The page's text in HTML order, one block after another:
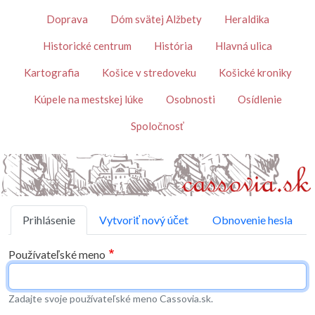
TémyDoprava Dóm svätej Alžbety Heraldika
Historické centrum História Hlavná ulica
Kartografia Košice v stredoveku Košické kroniky
Kúpele na mestskej lúke Osobnosti Osídlenie
Spoločnosť
Primárne karty
Prihlásenie Vytvoriť nový účet Obnovenie hesla
Používateľské meno
Zadajte svoje používateľské meno Cassovia.sk.